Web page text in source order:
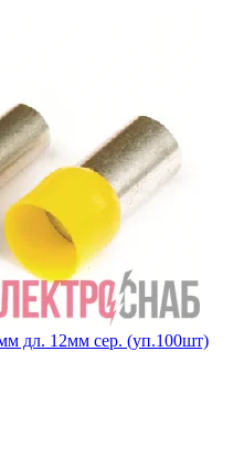
дл. 12мм сер. (уп.100шт)